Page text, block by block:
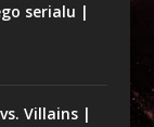
serialu |
Villains |